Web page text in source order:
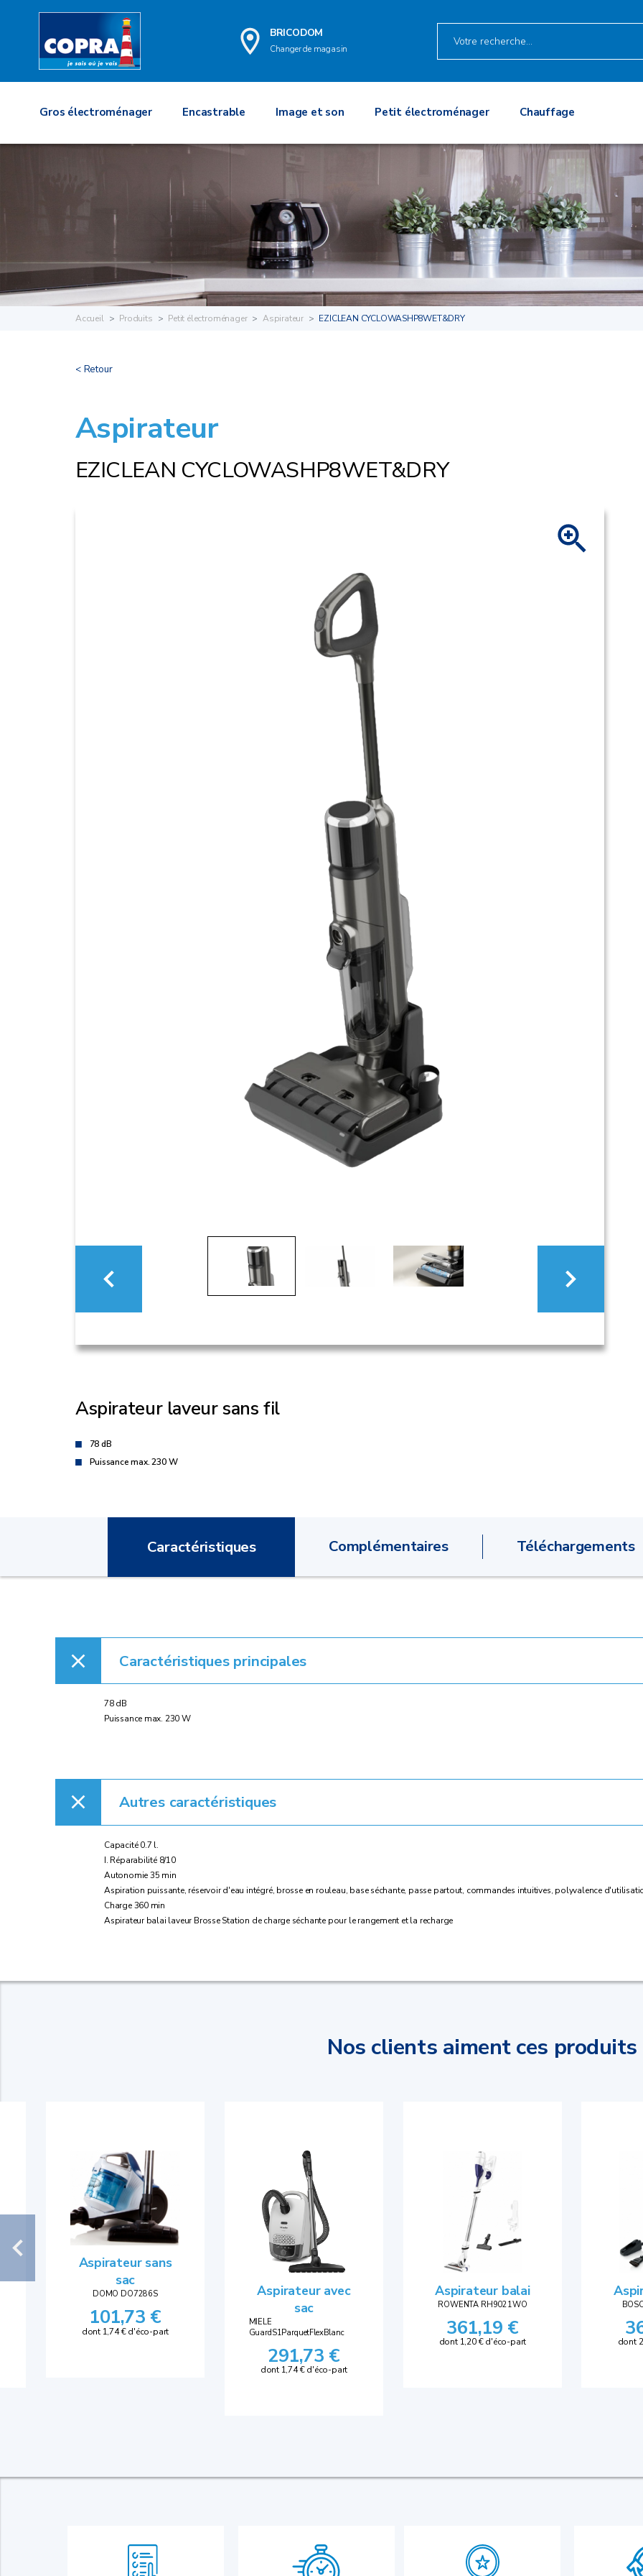
BRICODOM
Changer de magasin
Gros électroménager Encastrable Image et son Petit électroménager Chauffage
Accueil Produits Petit électroménager Aspirateur EZICLEAN CYCLOWASHP8WET&DRY
< Retour
Aspirateur
EZICLEAN CYCLOWASHP8WET&DRY
Aspirateur laveur sans fil
78 dB
Puissance max. 230 W
Caractéristiques Complémentaires Téléchargements
Caractéristiques principales
78 dB
Puissance max. 230 W
Autres caractéristiques
Capacité 0.7 l.
I. Réparabilité 8/10
Autonomie 35 min
Aspiration puissante, réservoir d'eau intégré, brosse en rouleau, base séchante, passe partout, commandes intuitives, polyvalence
Charge 360 min
Aspirateur balai laveur Brosse Station de charge séchante pour le rangement et la recharge
Nos clients aiment ces produits
Aspirateur sans
sac
DOMO DO7286S
101,73 €
dont 1,74 € d'éco-part
Aspirateur avec
sac
MIELE
GuardS1ParquetFlexBlanc
291,73 €
dont 1,74 € d'éco-part
Aspirateur balai
ROWENTA RH9021WO
361,19 €
dont 1,20 € d'éco-part dont